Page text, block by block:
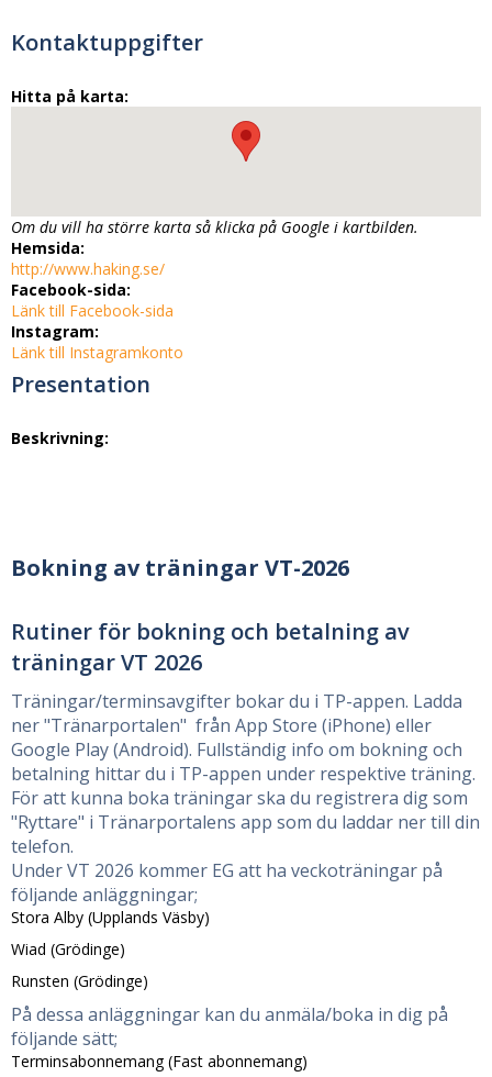
Kontaktuppgifter
Hitta på karta:
Om du vill ha större karta så klicka på Google i kartbilden.
Hemsida:
http://www.haking.se/
Facebook-sida:
Länk till Facebook-sida
Instagram:
Länk till Instagramkonto
Presentation
Beskrivning:
Bokning av träningar VT-2026
Rutiner för bokning och betalning av
träningar VT 2026
Träningar/terminsavgifter bokar du i TP-appen. Ladda
ner "Tränarportalen" från App Store (iPhone) eller
Google Play (Android). Fullständig info om bokning och
betalning hittar du i TP-appen under respektive träning.
För att kunna boka träningar ska du registrera dig som
"Ryttare" i Tränarportalens app som du laddar ner till din
telefon.
Under VT 2026 kommer EG att ha veckoträningar på
följande anläggningar;
Stora Alby (Upplands Väsby)
Wiad (Grödinge)
Runsten (Grödinge)
På dessa anläggningar kan du anmäla/boka in dig på
följande sätt;
Terminsabonnemang (Fast abonnemang)